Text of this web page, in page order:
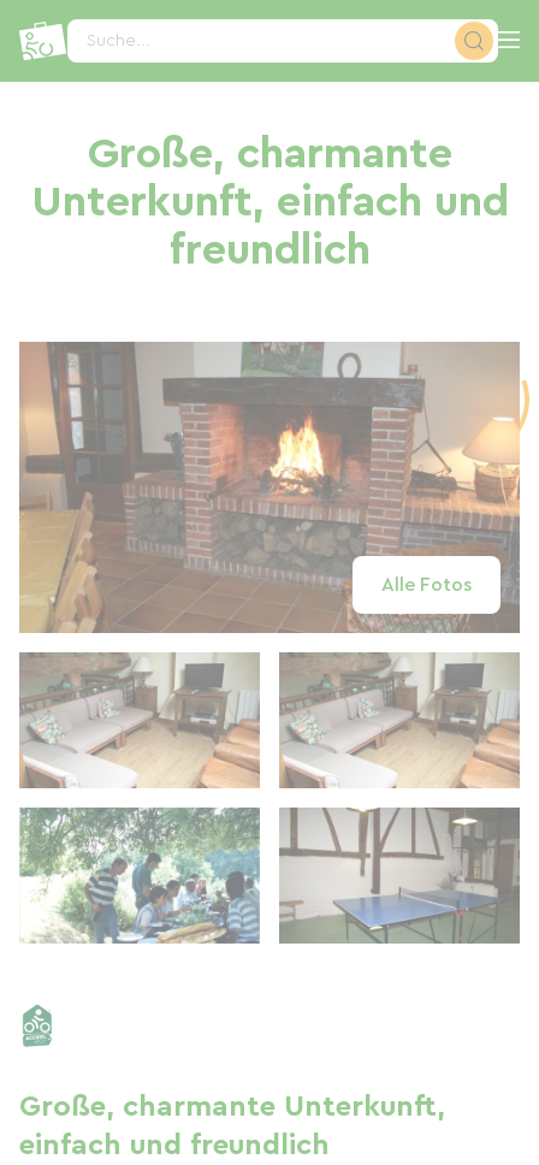
Suche...
Große, charmante
Unterkunft, einfach und
freundlich
Alle Fotos
Große, charmante Unterkunft,
einfach und freundlich
Cookie-Einstellungen